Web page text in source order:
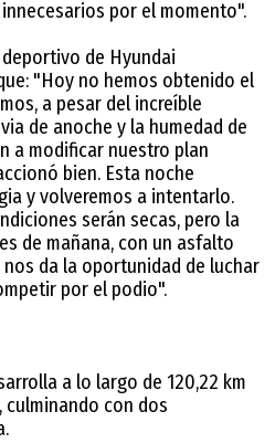
por el momento".
de Hyundai
"Hoy no hemos obtenido el
a pesar del increíble
de anoche y la humedad de
a modificar nuestro plan
bien. Esta noche
y volveremos a intentarlo.
serán secas, pero la
de mañana, con un asfalto
da la oportunidad de luchar
por el podio".
a lo largo de 120,22 km
con dos